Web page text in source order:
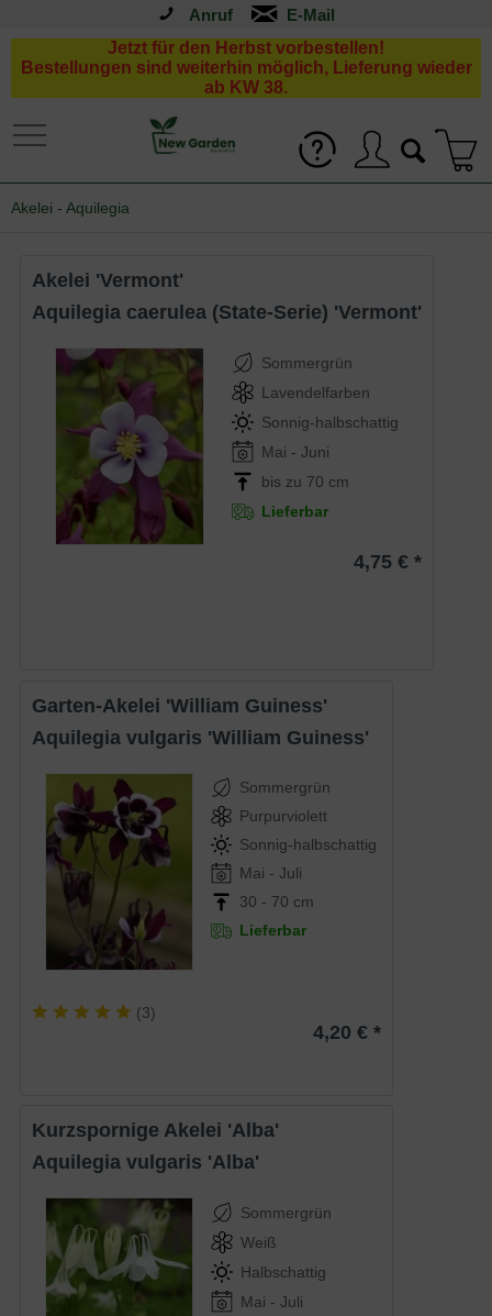
Anruf
Jetzt für den Herbst vorbestellen!
Bestellungen sind weiterhin möglich, Lieferung wieder
ab KW 38.
Akelei - Aquilegia
Akelei 'Vermont'
Aquilegia caerulea (State-Serie) 'Vermont'
Sommergrün
Lavendelfarben
Sonnig-halbschattig
Mai - Juni
bis zu 70 cm
Lieferbar
4,75 € *
Garten-Akelei 'William Guiness'
Aquilegia vulgaris 'William Guiness'
Sommergrün
Purpurviolett
Sonnig-halbschattig
Mai - Juli
30 - 70 cm
Lieferbar
(3)
4,20 € *
Kurzspornige Akelei 'Alba'
Aquilegia vulgaris 'Alba'
Sommergrün
Weiß
Halbschattig
Mai - Juli